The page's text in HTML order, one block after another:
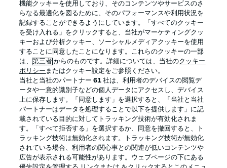
Official Partners
プライバシー・ポリシー 優先設定を管理する
機能クッキーを使用しており、そのコンテンツやサービスのさ
らなる最適化を図るために、そのパフォーマンスや利用状況を
記録することができるようにしています。「すべてのクッキー
を受け入れる」をクリックすると、当社がマーケティングクッ
キーおよび分析クッキー、ソーシャルメディアクッキーを使用
することに同意したことになります。これらのクッキーの一部
は、第三者 からのものです。詳細については、当社のクッキー
ポリシー またはクッキー設定をご参照ください。
当社と当社のパートナー61 社は、利用者のデバイスの閲覧デ
ータや一意的識別子などの個人データにアクセスし、デバイス
上に保存します。「同意します」を選択すると、「当社と当社
パートナーはデータを処理することで以下を提供します」に記
載されている目的に対してトラッキング技術が有効化されま
す。「すべて拒否する」を選択するか、同意を撤回すると、ト
ラッキング技術は無効化されます。トラッキング技術が無効化
されている場合、利用者の関心事との関連が低いコンテンツや
広告が表示される可能性があります。ウェブページの下にある